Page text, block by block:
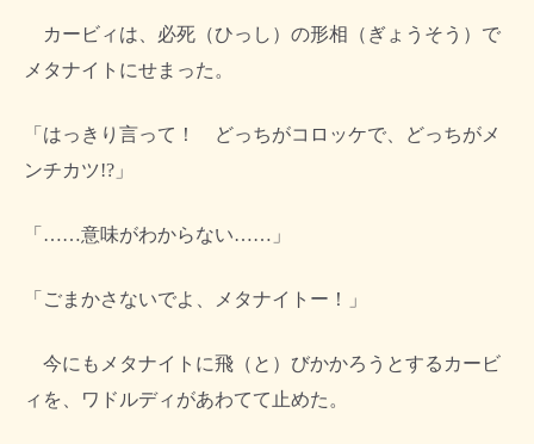
カービィは、必死（ひっし）の形相（ぎょうそう）で
メタナイトにせまった。
「はっきり言って！ どっちがコロッケで、どっちがメ
ンチカツ!?」
「……意味がわからない……」
「ごまかさないでよ、メタナイトー！」
今にもメタナイトに飛（と）びかかろうとするカービ
ィを、ワドルディがあわてて止めた。